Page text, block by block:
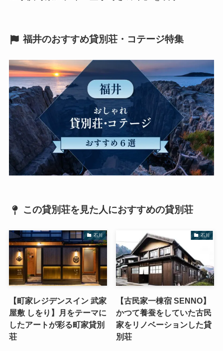
福井のおすすめ貸別荘・コテージ特集
この貸別荘を見た人におすすめの貸別荘
石川
【町家レジデンスイン 武家
屋敷 しをり】月をテーマに
したアートが彩る町家貸別
荘
石川
【古民家一棟宿 SENNO】
かつて養蚕をしていた古民
家をリノベーションした貸
別荘